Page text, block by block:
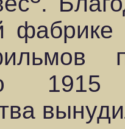
фабрике
1915